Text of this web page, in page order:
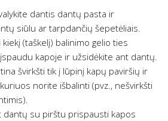
dantis dantų pasta ir
siūlu ar tarpdančių šepetėliais.
(taškelį) balinimo gelio ties
kapoje ir užsidėkite ant dantų.
švirkšti tik į lūpinį kapų paviršių ir
norite išbalinti (pvz., nešvirkšti
dantų su pirštu prispausti kapos